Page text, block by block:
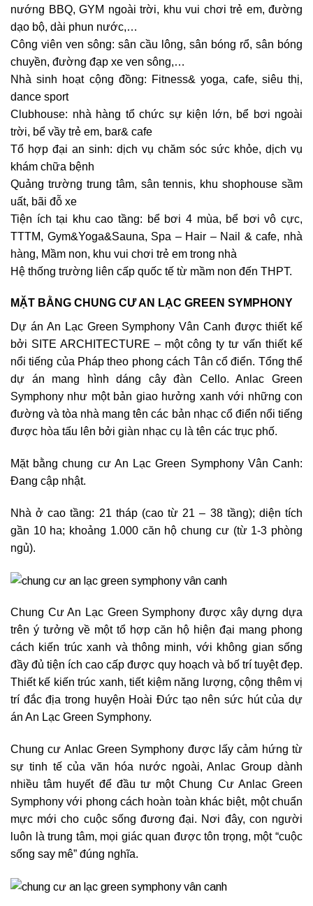
nướng BBQ, GYM ngoài trời, khu vui chơi trẻ em, đường
dạo bộ, dài phun nước,…
Công viên ven sông: sân cầu lông, sân bóng rổ, sân bóng
chuyền, đường đạp xe ven sông,…
Nhà sinh hoạt cộng đồng: Fitness& yoga, cafe, siêu thị,
dance sport
Clubhouse: nhà hàng tổ chức sự kiện lớn, bể bơi ngoài
trời, bể vầy trẻ em, bar& cafe
Tổ hợp đại an sinh: dịch vụ chăm sóc sức khỏe, dịch vụ
khám chữa bệnh
Quảng trường trung tâm, sân tennis, khu shophouse sầm
uất, bãi đỗ xe
Tiện ích tại khu cao tầng: bể bơi 4 mùa, bể bơi vô cực,
TTTM, Gym&Yoga&Sauna, Spa – Hair – Nail & cafe, nhà
hàng, Mầm non, khu vui chơi trẻ em trong nhà
Hệ thống trường liên cấp quốc tế từ mầm non đến THPT.
MẶT BẰNG CHUNG CƯ AN LẠC GREEN SYMPHONY
Dự án An Lạc Green Symphony Vân Canh được thiết kế
bởi SITE ARCHITECTURE – một công ty tư vấn thiết kế
nổi tiếng của Pháp theo phong cách Tân cổ điển. Tổng thể
dự án mang hình dáng cây đàn Cello. Anlac Green
Symphony như một bản giao hưởng xanh với những con
đường và tòa nhà mang tên các bản nhạc cổ điển nổi tiếng
được hòa tấu lên bởi giàn nhạc cụ là tên các trục phố.
Mặt bằng chung cư An Lạc Green Symphony Vân Canh:
Đang cập nhật.
Nhà ở cao tầng: 21 tháp (cao từ 21 – 38 tầng); diện tích
gần 10 ha; khoảng 1.000 căn hộ chung cư (từ 1-3 phòng
ngủ).
Chung Cư An Lạc Green Symphony được xây dựng dựa
trên ý tưởng về một tổ hợp căn hộ hiện đại mang phong
cách kiến trúc xanh và thông minh, với không gian sống
đầy đủ tiện ích cao cấp được quy hoạch và bố trí tuyệt đẹp.
Thiết kế kiến trúc xanh, tiết kiệm năng lượng, cộng thêm vị
trí đắc địa trong huyện Hoài Đức tạo nên sức hút của dự
án An Lạc Green Symphony.
Chung cư Anlac Green Symphony được lấy cảm hứng từ
sự tinh tế của văn hóa nước ngoài, Anlac Group dành
nhiều tâm huyết để đầu tư một Chung Cư Anlac Green
Symphony với phong cách hoàn toàn khác biệt, một chuẩn
mực mới cho cuộc sống đương đại. Nơi đây, con người
luôn là trung tâm, mọi giác quan được tôn trọng, một “cuộc
sống say mê” đúng nghĩa.